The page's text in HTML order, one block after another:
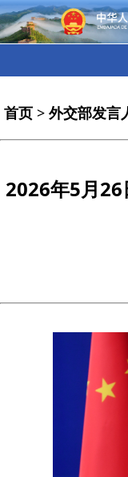
首页 > 外交部发言
2026年5月26